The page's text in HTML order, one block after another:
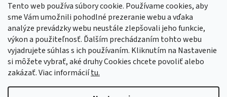
Tento web používa súbory cookie. Používame cookies, aby
sme Vám umožnili pohodlné prezeranie webu a vďaka
analýze prevádzky webu neustále zlepšovali jeho funkcie,
výkon a použiteľnosť. Ďalším prechádzaním tohto webu
vyjadrujete súhlas s ich používaním. Kliknutím na Nastavenie
si môžete vybrať, aké druhy Cookies chcete povoliť alebo
zakázať. Viac informáciítu.
Prijímame online platby